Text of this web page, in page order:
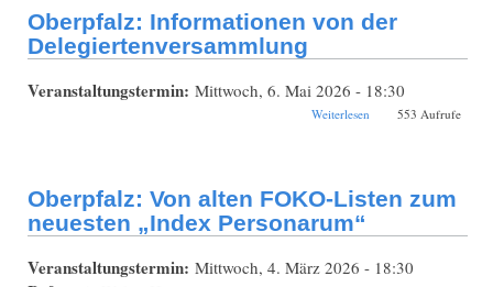
Oberpfalz: Informationen von der
Delegiertenversammlung
Veranstaltungstermin: Mittwoch, 6. Mai 2026 - 18:30
Weiterlesen über Oberpfalz:
553 Aufrufe
Oberpfalz: Von alten FOKO-Listen zum
neuesten „Index Personarum“
Veranstaltungstermin: Mittwoch, 4. März 2026 - 18:30